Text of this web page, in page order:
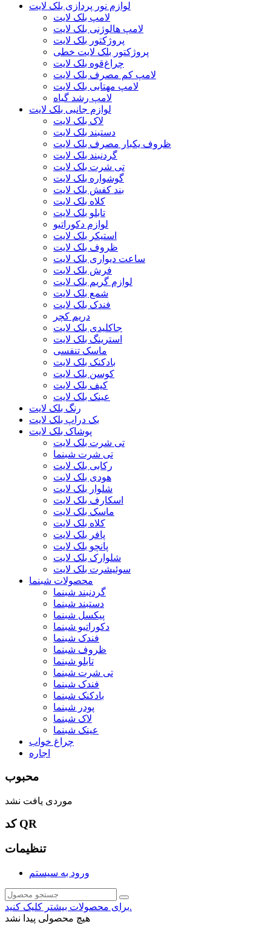
لوازم نور پردازی بلک لایت
لامپ بلک لایت
لامپ هالوژنی بلک لایت
پروژکتور بلک لایت
پروژکتور بلک لایت خطی
چراغ‌قوه بلک لایت
لامپ کم مصرف بلک لایت
لامپ مهتابی بلک لایت
لامپ رشد گیاه
لوازم جانبی بلک لایت
لاک بلک لایت
دستبند بلک لایت
ظروف یکبار مصرف بلک لایت
گردنبند بلک لایت
تی شرت بلک لایت
گوشواره بلک لایت
بند کفش بلک لایت
کلاه بلک لایت
تابلو بلک لایت
لوازم دکوراتیو
استیکر بلک لایت
ظروف بلک لایت
ساعت دیواری بلک لایت
فرش بلک لایت
لوازم گریم بلک لایت
شمع بلک لایت
فندک بلک لایت
دریم کچر
جاکلیدی بلک لایت
استرینگ بلک لایت
ماسک تنفسی
بادکنک بلک لایت
کوسن بلک لایت
کیف بلک لایت
عینک بلک لایت
رنگ بلک لایت
بک دراپ بلک لایت
پوشاک بلک لایت
تی شرت بلک لایت
تی شرت شبنما
رکابی بلک لایت
هودی بلک لایت
شلوار بلک لایت
اسکارف بلک لایت
ماسک بلک لایت
کلاه بلک لایت
پافر بلک لایت
پانچو بلک لایت
شلوارک بلک لایت
سوئیشرت بلک لایت
محصولات شبنما
گردنبند شبنما
دستبند شبنما
پیکسل شبنما
دکوراتیو شبنما
فندک شبنما
ظروف شبنما
تابلو شبنما
تی شرت شبنما
فندک شبنما
بادکنک شبنما
پودر شبنما
لاک شبنما
عینک شبنما
چراغ خواب
اجاره
محبوب
موردی یافت نشد
کد QR
تنظیمات
ورود به سیستم
برای محصولات بیشتر کلیک کنید.
هیچ محصولی پیدا نشد